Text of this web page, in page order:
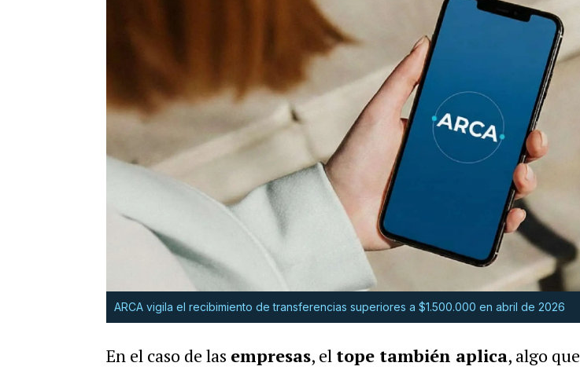
ARCA vigila el recibimiento de transferencias superiores a $1.500.000 en abril de 2026
En el caso de las empresas, el tope también aplica, algo que